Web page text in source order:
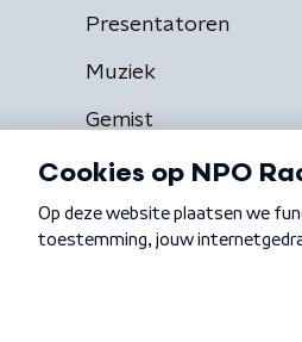
Presentatoren
Muziek
Gemist
Algemene voorwaarden